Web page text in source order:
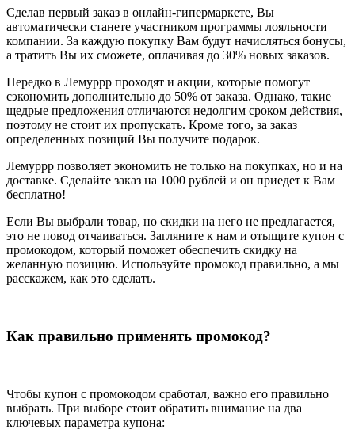
Сделав первый заказ в онлайн-гипермаркете, Вы
автоматически станете участником программы лояльности
компании. За каждую покупку Вам будут начисляться бонусы,
а тратить Вы их сможете, оплачивая до 30% новых заказов.
Нередко в Лемуррр проходят и акции, которые помогут
сэкономить дополнительно до 50% от заказа. Однако, такие
щедрые предложения отличаются недолгим сроком действия,
поэтому не стоит их пропускать. Кроме того, за заказ
определенных позиций Вы получите подарок.
Лемуррр позволяет экономить не только на покупках, но и на
доставке. Сделайте заказ на 1000 рублей и он приедет к Вам
бесплатно!
Если Вы выбрали товар, но скидки на него не предлагается,
это не повод отчаиваться. Загляните к нам и отыщите купон с
промокодом, который поможет обеспечить скидку на
желанную позицию. Используйте промокод правильно, а мы
расскажем, как это сделать.
Как правильно применять промокод?
Чтобы купон с промокодом сработал, важно его правильно
выбрать. При выборе стоит обратить внимание на два
ключевых параметра купона: